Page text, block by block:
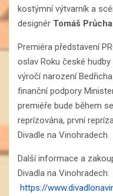
kostýmní výtvarník a
designér Tomáš Průcha
Premiéra představení
oslav Roku české
výročí narození
finanční podpory
premiéře bude během
reprízována, první
Divadle na Vinohradech.
Další informace a
Divadla na Vinohradech:
https://